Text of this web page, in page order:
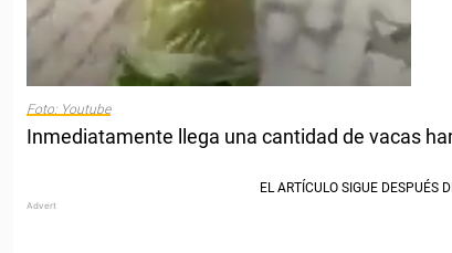
Foto: Youtube
Inmediatamente llega una cantidad de vacas